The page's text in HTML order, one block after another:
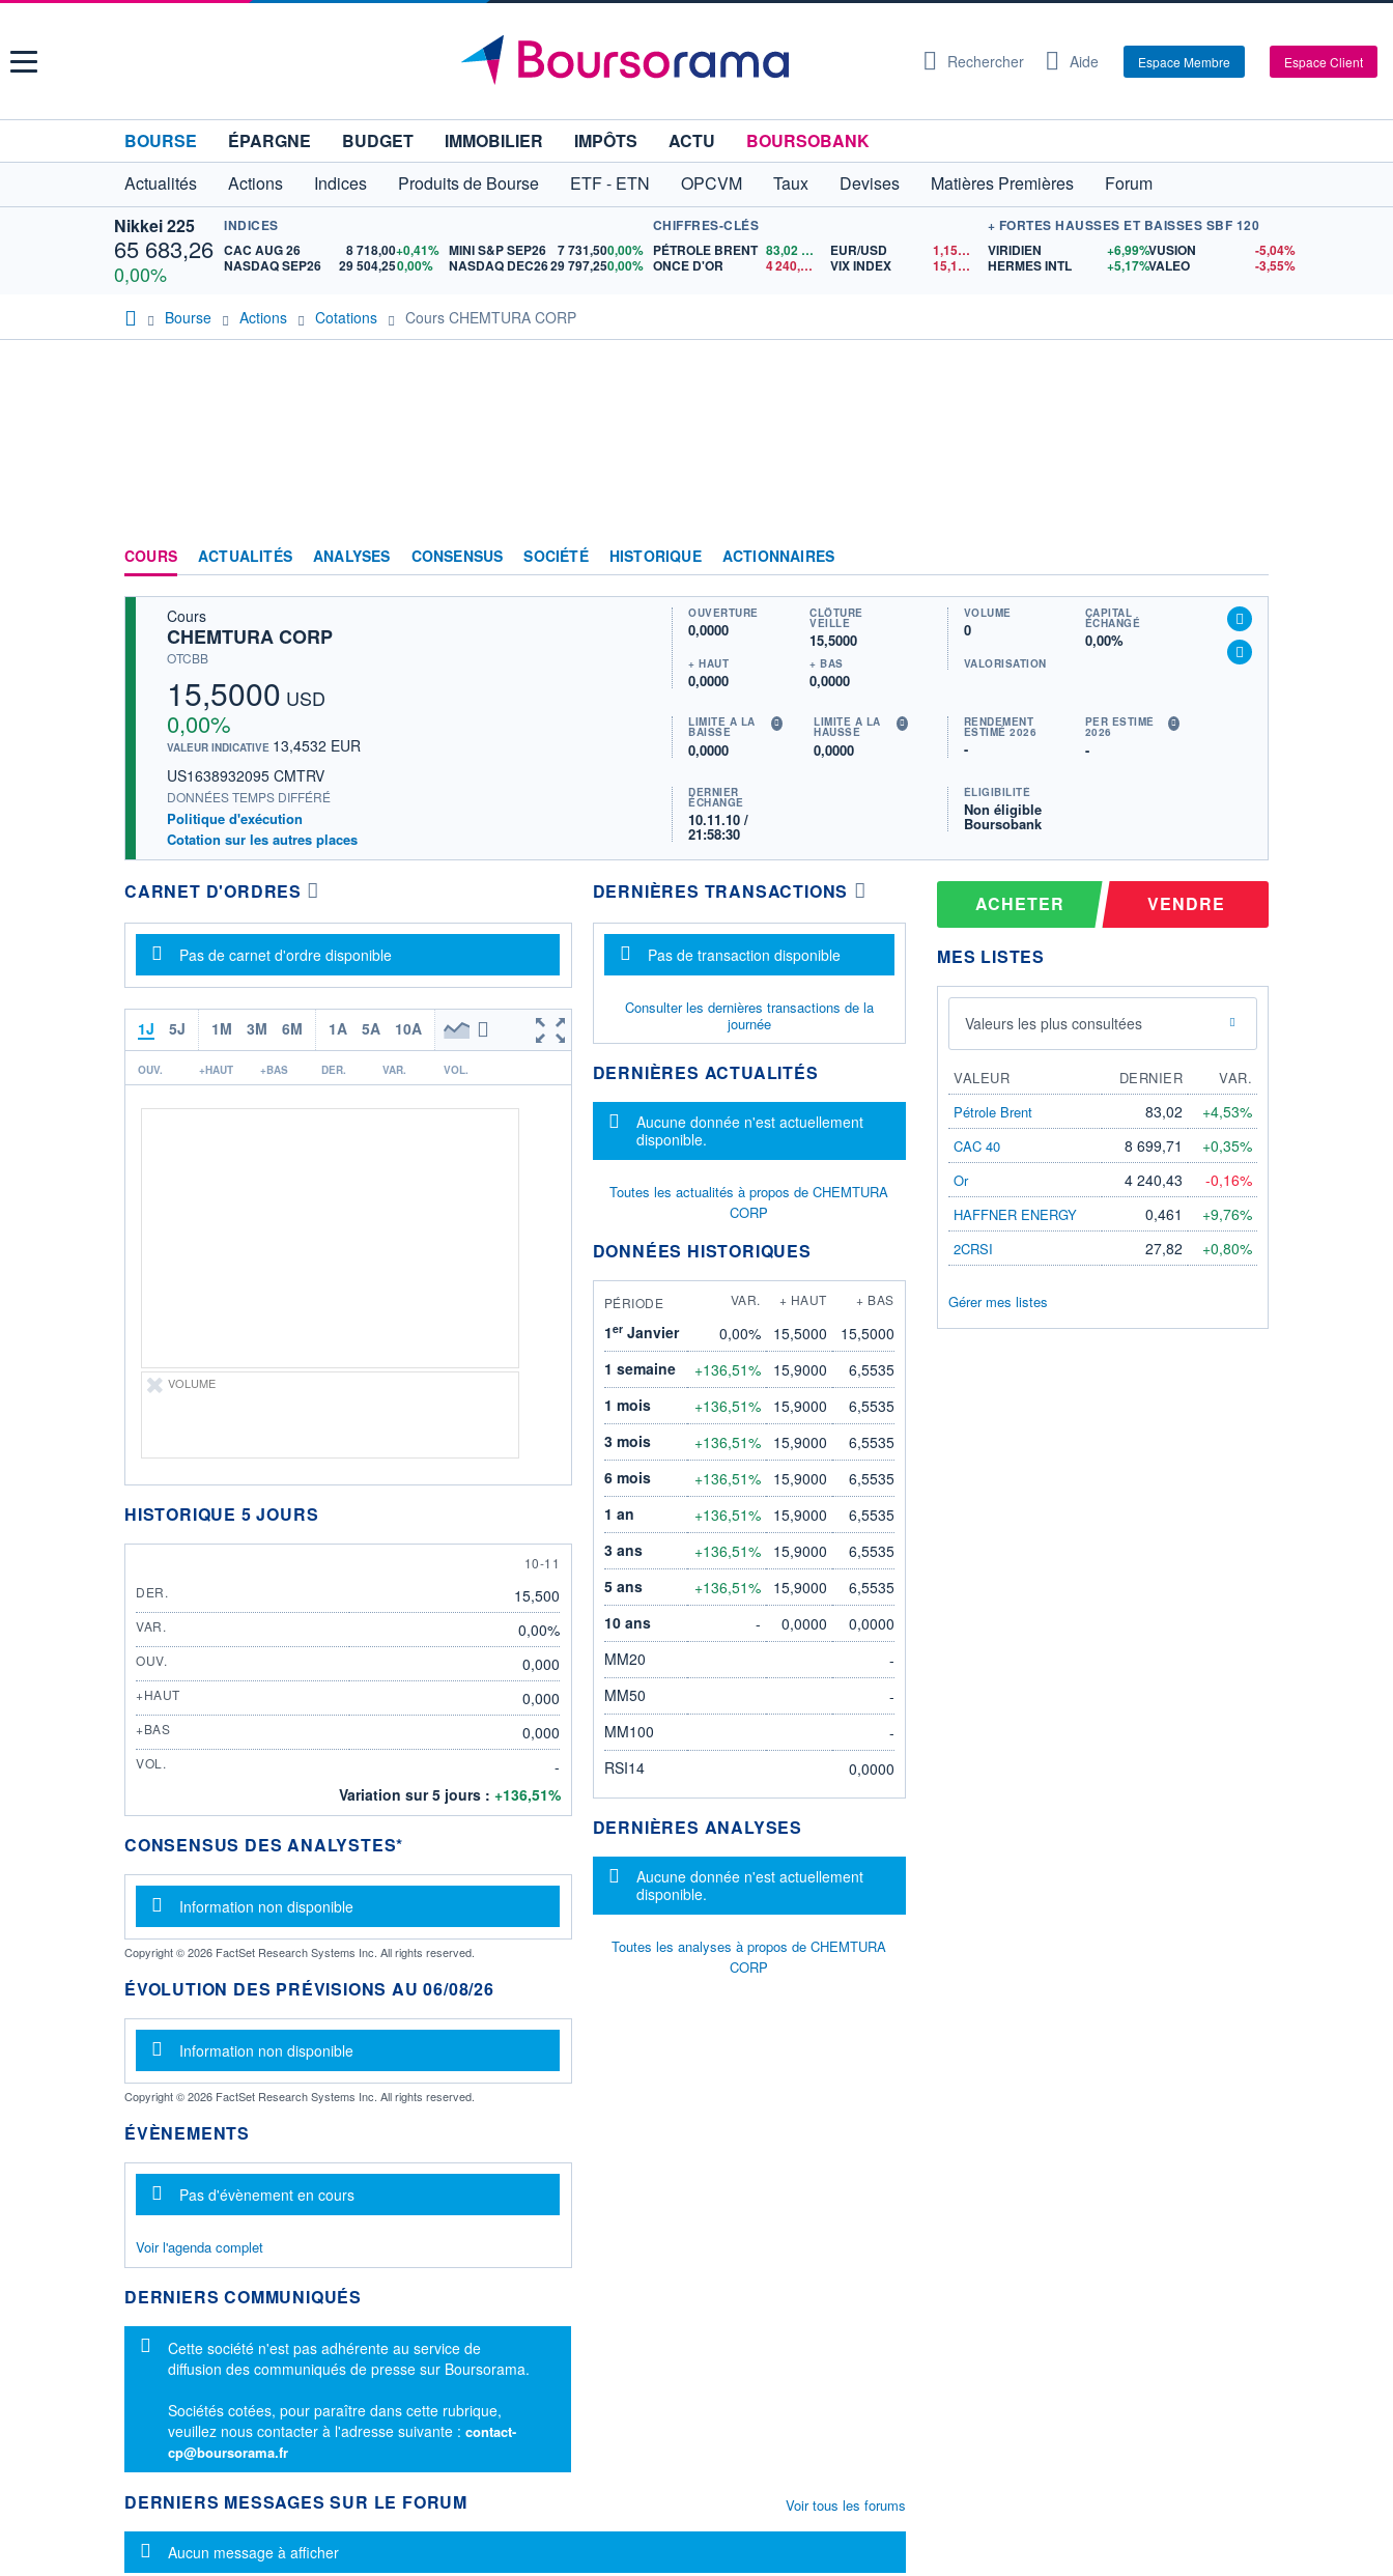
Menu Rechercher Aide Espace Membre Espace Client
BOURSE ÉPARGNE BUDGET IMMOBILIER IMPÔTS ACTU
BOURSOBANK
Actualités
Actions Indices Produits de Bourse ETF - ETN OPCVM Taux Devises Matières Premières
Forum
Nikkei 225
65 683,26
0,00%
INDICES
CAC AUG 26
8 718,00+0,41%
NASDAQ SEP26
29 504,250,00%
MINI S&P SEP26 7 731,500,00%
NASDAQ DEC2629 797,250,00%
CHIFFRES-CLÉS
PÉTROLE BRENT 83,02
ONCE D'OR
4 240,43 $US
EUR/USD 1,1522
$US
VIX INDEX
15,15$US
+ FORTES HAUSSES ET BAISSES SBF 120
VIRIDIEN
+6,99%
HERMES INTL
+5,17%
VUSION
-5,04%
VALEO
-3,55%
Bourse Actions Cotations Cours CHEMTURA CORP
COURS ACTUALITÉS ANALYSES CONSENSUS SOCIÉTÉ HISTORIQUE ACTIONNAIRES
Cours
CHEMTURA CORP
OTCBB
15,5000 USD
0,00%
VALEUR INDICATIVE 13,4532 EUR
US1638932095 CMTRV
DONNÉES TEMPS DIFFÉRÉ
Politique d'exécution
Cotation sur les autres places
OUVERTURE
0,0000
CLÔTURE
VEILLE
15,5000
+ HAUT
0,0000
+ BAS
0,0000
VOLUME
0
CAPITAL
ÉCHANGÉ
0,00%
VALORISATION
LIMITE À LA
BAISSE
0,0000
LIMITE À LA
HAUSSE
0,0000
RENDEMENT
ESTIMÉ 2026
-
PER ESTIMÉ
2026
-
DERNIER
ÉCHANGE
10.11.10 /
21:58:30
ÉLIGIBILITÉ
Non éligible
Boursobank
CARNET D'ORDRES
Message d'information
Pas de carnet d'ordre disponible
1J 5J 1M 3M 6M 1A 5A 10A
OUV. +HAUT +BAS DER. VAR. VOL.
VOLUME
HISTORIQUE 5 JOURS
10 NOVEMBER
10-11
DER.
15,500
VAR. 0,00%
OUV. 0,000
+HAUT 0,000
+BAS 0,000
VOL.
-
Variation sur 5 jours : +136,51%
CONSENSUS DES ANALYSTES*
Message d'information
Information non disponible
Copyright © 2026 FactSet Research Systems Inc. All rights reserved.
ÉVOLUTION DES PRÉVISIONS AU 06/08/26
Message d'information
Information non disponible
Copyright © 2026 FactSet Research Systems Inc. All rights reserved.
ÉVÈNEMENTS
Message d'information
Pas d'évènement en cours
Voir l'agenda complet
DERNIERS COMMUNIQUÉS
Message d'information
Cette société n'est pas adhérente au service de
diffusion des communiqués de presse sur Boursorama.
Sociétés cotées, pour paraître dans cette rubrique,
veuillez nous contacter à l'adresse suivante : contact-
cp@boursorama.fr
DERNIÈRES TRANSACTIONS
Message d'information
Pas de transaction disponible
Consulter les dernières transactions de la
journée
DERNIÈRES ACTUALITÉS
Message d'information
Aucune donnée n'est actuellement
disponible.
Toutes les actualités à propos de CHEMTURA
CORP
DONNÉES HISTORIQUES
PÉRIODE VAR. + HAUT + BAS
1erJanvier 0,00% 15,5000
15,5000
1 semaine
+136,51% 15,9000
6,5535
1 mois
+136,51% 15,9000
6,5535
3 mois
+136,51% 15,9000
6,5535
6 mois
+136,51% 15,9000
6,5535
1 an
+136,51% 15,9000
6,5535
3 ans
+136,51% 15,9000
6,5535
5 ans
+136,51% 15,9000
6,5535
10 ans
- 0,0000
0,0000
MM20
-
MM50
-
MM100
-
RSI14
0,0000
DERNIÈRES ANALYSES
Message d'information
Aucune donnée n'est actuellement
disponible.
Toutes les analyses à propos de CHEMTURA
CORP
DERNIERS MESSAGES SUR LE FORUM
Message d'information
Aucun message à afficher
Voir tous les forums
ACHETER VENDRE
MES LISTES
Valeurs les plus consultées
VALEUR DERNIER
VAR.
Pétrole Brent
83,02 +4,53%
CAC 40 8 699,71 +0,35%
Or 4 240,43 -0,16%
HAFFNER ENERGY 0,461 +9,76%
2CRSI 27,82 +0,80%
Gérer mes listes